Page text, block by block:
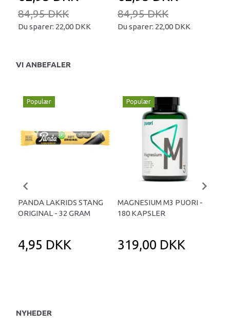
84,95 DKK
Du sparer: 22,00 DKK
84,95 DKK
Du sparer: 22,00 DKK
VI ANBEFALER
Populær
PANDA LAKRIDS STANG
ORIGINAL - 32 GRAM
4,95 DKK
Populær
MAGNESIUM M3 PUORI -
180 KAPSLER
319,00 DKK
NYHEDER